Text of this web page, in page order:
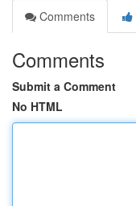
Comments
Comments
Submit a Comment
No HTML